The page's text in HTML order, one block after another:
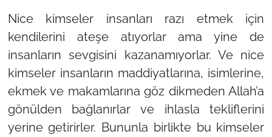
Nice kimseler insanları razı etmek için
kendilerini ateşe atıyorlar ama yine de
insanların sevgisini kazanamıyorlar. Ve nice
kimseler insanların maddiyatlarına, isimlerine,
ekmek ve makamlarına göz dikmeden Allah’a
gönülden bağlanırlar ve ihlasla tekliflerini
yerine getirirler. Bununla birlikte bu kimseler